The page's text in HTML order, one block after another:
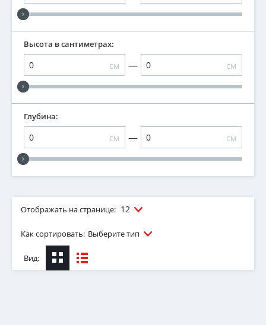
Высота в сантиметрах:
см — см
Глубина:
см — см
Отображать на странице: 12
Как сортировать: Выберите тип
Вид: